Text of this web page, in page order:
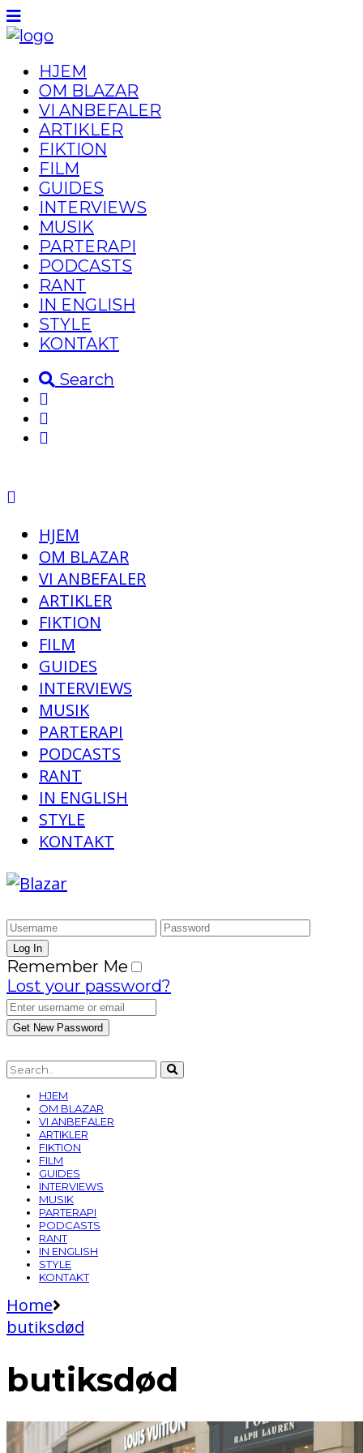
HJEM
OM BLAZAR
VI ANBEFALER
ARTIKLER
FIKTION
FILM
GUIDES
INTERVIEWS
MUSIK
PARTERAPI
PODCASTS
RANT
IN ENGLISH
STYLE
KONTAKT
Search
HJEM
OM BLAZAR
VI ANBEFALER
ARTIKLER
FIKTION
FILM
GUIDES
INTERVIEWS
MUSIK
PARTERAPI
PODCASTS
RANT
IN ENGLISH
STYLE
KONTAKT
Remember Me
Lost your password?
HJEM
OM BLAZAR
VI ANBEFALER
ARTIKLER
FIKTION
FILM
GUIDES
INTERVIEWS
MUSIK
PARTERAPI
PODCASTS
RANT
IN ENGLISH
STYLE
KONTAKT
Home
butiksdød
butiksdød